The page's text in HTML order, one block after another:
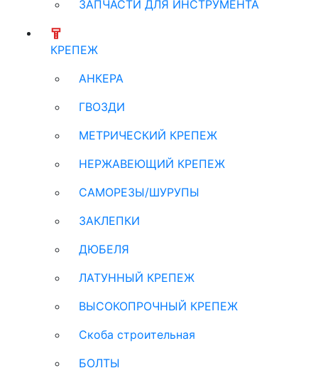
ЗАПЧАСТИ ДЛЯ ИНСТРУМЕНТА
КРЕПЕЖ
АНКЕРА
ГВОЗДИ
МЕТРИЧЕСКИЙ КРЕПЕЖ
НЕРЖАВЕЮЩИЙ КРЕПЕЖ
САМОРЕЗЫ/ШУРУПЫ
ЗАКЛЕПКИ
ДЮБЕЛЯ
ЛАТУННЫЙ КРЕПЕЖ
ВЫСОКОПРОЧНЫЙ КРЕПЕЖ
Скоба строительная
БОЛТЫ